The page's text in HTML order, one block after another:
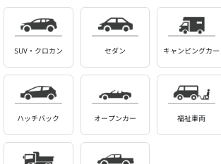
SUV・クロカン セダン キャンピングカー
ハッチバック オープンカー 福祉車両